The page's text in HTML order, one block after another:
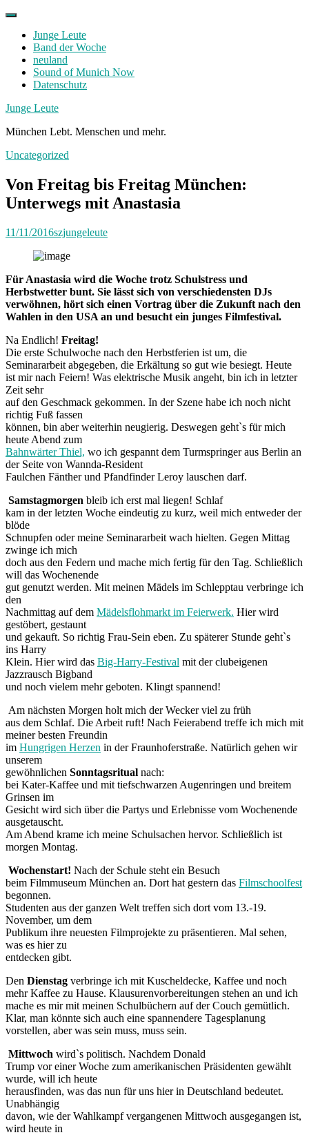
Skip
contentJunge Leute
Band der Woche
neuland
Sound of Munich Now
Datenschutz
Facebook
Twitter
Instagram
Junge Leute
München Lebt. Menschen und mehr.
Uncategorized
Von Freitag bis Freitag München:
Unterwegs mit Anastasia
11/11/2016szjungeleute
Für Anastasia wird die Woche trotz Schulstress und
Herbstwetter bunt. Sie lässt sich von verschiedensten DJs
verwöhnen, hört sich einen Vortrag über die Zukunft nach den
Wahlen in den USA an und besucht ein junges Filmfestival.
Na Endlich! Freitag!
Die erste Schulwoche nach den Herbstferien ist um, die
Seminararbeit abgegeben, die Erkältung so gut wie besiegt. Heute
ist mir nach Feiern! Was elektrische Musik angeht, bin ich in letzter
Zeit sehr
auf den Geschmack gekommen. In der Szene habe ich noch nicht
richtig Fuß fassen
können, bin aber weiterhin neugierig. Deswegen geht`s für mich
heute Abend zum
Bahnwärter Thiel, wo ich gespannt dem Turmspringer aus Berlin an
der Seite von Wannda-Resident
Faulchen Fänther und Pfandfinder Leroy lauschen darf.
Samstagmorgen bleib ich erst mal liegen! Schlaf
kam in der letzten Woche eindeutig zu kurz, weil mich entweder der
blöde
Schnupfen oder meine Seminararbeit wach hielten. Gegen Mittag
zwinge ich mich
doch aus den Federn und mache mich fertig für den Tag. Schließlich
will das Wochenende
gut genutzt werden. Mit meinen Mädels im Schlepptau verbringe ich
den
Nachmittag auf dem Mädelsflohmarkt im Feierwerk. Hier wird
gestöbert, gestaunt
und gekauft. So richtig Frau-Sein eben. Zu späterer Stunde geht`s
ins Harry
Klein. Hier wird das Big-Harry-Festival mit der clubeigenen
Jazzrausch Bigband
und noch vielem mehr geboten. Klingt spannend!
Am nächsten Morgen holt mich der Wecker viel zu früh
aus dem Schlaf. Die Arbeit ruft! Nach Feierabend treffe ich mich mit
meiner besten Freundin
im Hungrigen Herzen in der Fraunhoferstraße. Natürlich gehen wir
unserem
gewöhnlichen Sonntagsritual nach:
bei Kater-Kaffee und mit tiefschwarzen Augenringen und breitem
Grinsen im
Gesicht wird sich über die Partys und Erlebnisse vom Wochenende
ausgetauscht.
Am Abend krame ich meine Schulsachen hervor. Schließlich ist
morgen Montag.
Wochenstart! Nach der Schule steht ein Besuch
beim Filmmuseum München an. Dort hat gestern das Filmschoolfest
begonnen.
Studenten aus der ganzen Welt treffen sich dort vom 13.-19.
November, um dem
Publikum ihre neuesten Filmprojekte zu präsentieren. Mal sehen,
was es hier zu
entdecken gibt.
Den Dienstag verbringe ich mit Kuscheldecke, Kaffee und noch
mehr Kaffee zu Hause. Klausurenvorbereitungen stehen an und ich
mache es mir mit meinen Schulbüchern auf der Couch gemütlich.
Klar, man könnte sich auch eine spannendere Tagesplanung
vorstellen, aber was sein muss, muss sein.
Mittwoch wird`s politisch. Nachdem Donald
Trump vor einer Woche zum amerikanischen Präsidenten gewählt
wurde, will ich heute
herausfinden, was das nun für uns hier in Deutschland bedeutet.
Unabhängig
davon, wie der Wahlkampf vergangenen Mittwoch ausgegangen ist,
wird heute in